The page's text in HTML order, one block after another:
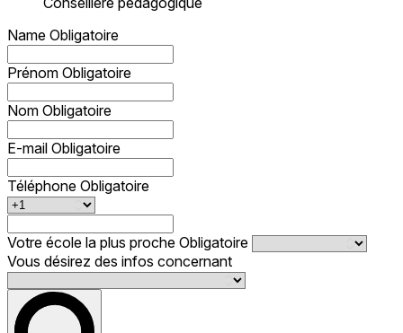
Name Obligatoire
Prénom Obligatoire
Nom Obligatoire
E-mail Obligatoire
Téléphone Obligatoire
Votre école la plus proche Obligatoire
Vous désirez des infos concernant